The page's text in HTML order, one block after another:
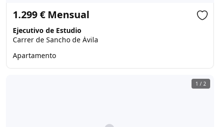
1.299 € Mensual
Ejecutivo de Estudio
Carrer de Sancho de Ávila
Apartamento
1 / 2